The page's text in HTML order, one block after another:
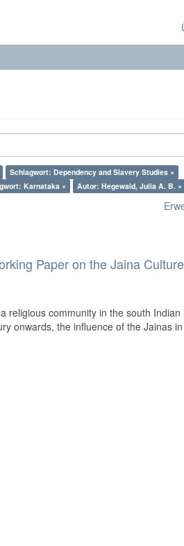
Schlagwort: Dependency and Slavery Studies ×
Karnataka × Autor: Hegewald, Julia A. B. ×
Paper on the Jaina
religious community in the south Indian
onwards, the influence of the Jainas